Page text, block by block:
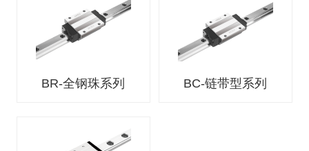
BR-全钢珠系列 BC-链带型系列